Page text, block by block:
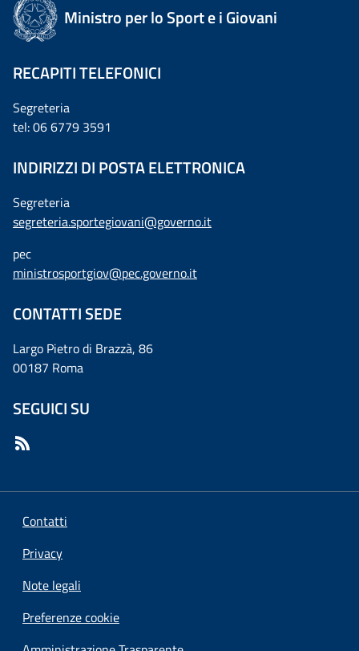
Ministro per lo Sport e i Giovani
RECAPITI TELEFONICI
Segreteria
tel: 06 6779 3591
INDIRIZZI DI POSTA ELETTRONICA
Segreteria
segreteria.sportegiovani@governo.it
pec
ministrosportgiov@pec.governo.it
CONTATTI SEDE
Largo Pietro di Brazzà, 86
00187 Roma
SEGUICI SU
Contatti
Privacy
Note legali
Preferenze cookie